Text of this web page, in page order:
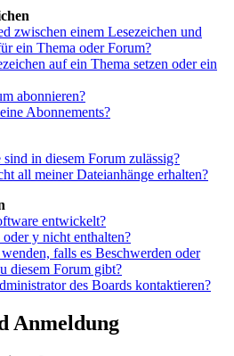
zwischen einem Lesezeichen und
ein Thema oder Forum?
auf ein Thema setzen oder ein
abonnieren?
Abonnements?
in diesem Forum zulässig?
all meiner Dateianhänge erhalten?
entwickelt?
y nicht enthalten?
falls es Beschwerden oder
diesem Forum gibt?
des Boards kontaktieren?
Anmeldung